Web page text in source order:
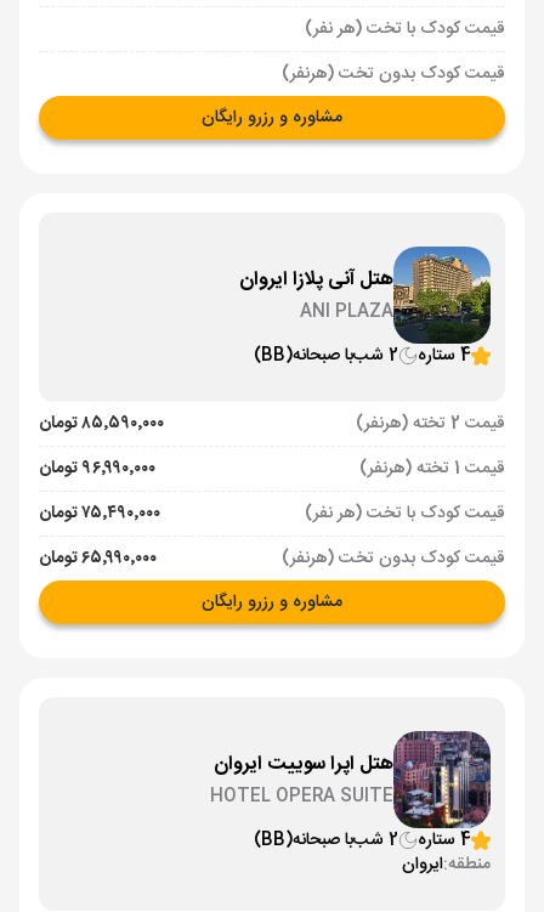
قیمت کودک با تخت (هر نفر)
قیمت کودک بدون تخت (هرنفر)
مشاوره و رزرو رایگان
هتل آنی پلازا ایروان
ANI PLAZA
4 ستاره
2 شب با صبحانه(BB)
قیمت 2 تخته (هرنفر)
۸۵٬۵۹۰٬۰۰۰ تومان
قیمت 1 تخته (هرنفر)
۹۶٬۹۹۰٬۰۰۰ تومان
قیمت کودک با تخت (هر نفر)
۷۵٬۴۹۰٬۰۰۰ تومان
قیمت کودک بدون تخت (هرنفر)
۶۵٬۹۹۰٬۰۰۰ تومان
مشاوره و رزرو رایگان
هتل اپرا سوییت ایروان
HOTEL OPERA SUITE
4 ستاره
2 شب با صبحانه(BB)
منطقه:ایروان